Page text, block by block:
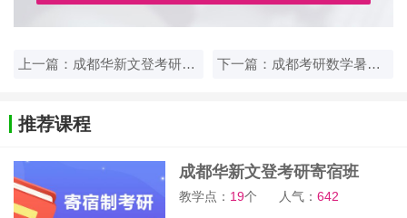
上一篇：成都华新文登考研辅导课程有哪些班型 下一篇：成都考研数学暑期集训选哪家机构好
推荐课程
成都华新文登考研寄宿班
教学点： 19个 人气：642